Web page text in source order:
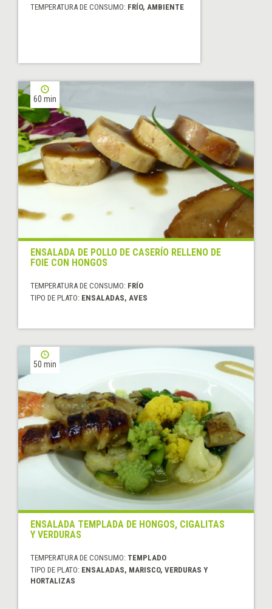
TEMPERATURA DE CONSUMO: FRÍO, AMBIENTE
60 min
ENSALADA DE POLLO DE CASERÍO RELLENO DE
FOIE CON HONGOS
TEMPERATURA DE CONSUMO: FRÍO
TIPO DE PLATO: ENSALADAS, AVES
50 min
ENSALADA TEMPLADA DE HONGOS, CIGALITAS
Y VERDURAS
TEMPERATURA DE CONSUMO: TEMPLADO
TIPO DE PLATO: ENSALADAS, MARISCO, VERDURAS Y
HORTALIZAS